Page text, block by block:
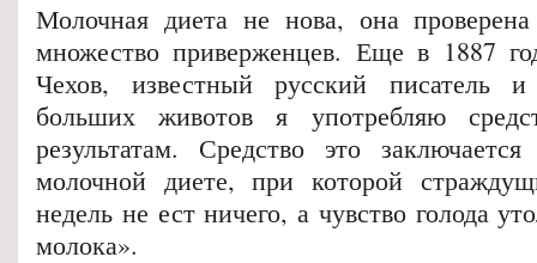
Молочная диета не нова, она
множество приверженцев. Еще в 1887
Чехов, известный русский писатель
больших животов я употребляю
результатам. Средство это
молочной диете, при которой
недель не ест ничего, а чувство голода
молока».